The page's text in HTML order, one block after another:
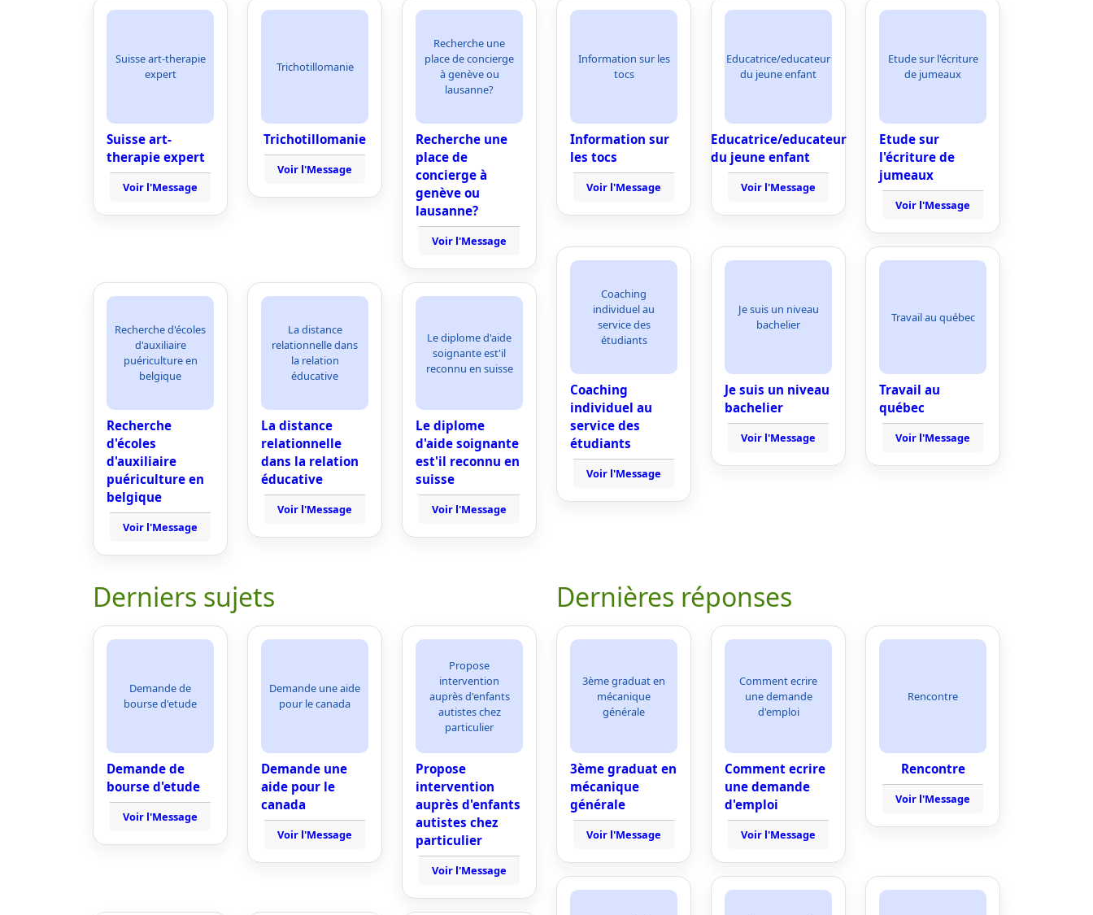
Suisse art-therapie
expert
Suisse art-
therapie expert
Voir l'Message
Trichotillomanie
Trichotillomanie
Voir l'Message
Recherche une
place de concierge
à genève ou
lausanne?
Recherche une
place de
concierge à
genève ou
lausanne?
Voir l'Message
Recherche d'écoles
d'auxiliaire
puériculture en
belgique
Recherche
d'écoles
d'auxiliaire
puériculture en
belgique
Voir l'Message
La distance
relationnelle dans
la relation
éducative
La distance
relationnelle
dans la relation
éducative
Voir l'Message
Le diplome d'aide
soignante est'il
reconnu en suisse
Le diplome
d'aide soignante
est'il reconnu en
suisse
Voir l'Message
Information sur les
tocs
Information sur
les tocs
Voir l'Message
Educatrice/educateur
du jeune enfant
Educatrice/educateur
du jeune enfant
Voir l'Message
Etude sur l'écriture
de jumeaux
Etude sur
l'écriture de
jumeaux
Voir l'Message
Coaching
individuel au
service des
étudiants
Coaching
individuel au
service des
étudiants
Voir l'Message
Je suis un niveau
bachelier
Je suis un niveau
bachelier
Voir l'Message
Travail au québec
Travail au
québec
Voir l'Message
Derniers sujets
Demande de
bourse d'etude
Demande de
bourse d'etude
Voir l'Message
Demande une aide
pour le canada
Demande une
aide pour le
canada
Voir l'Message
Propose
intervention
auprès d'enfants
autistes chez
particulier
Propose
intervention
auprès d'enfants
autistes chez
particulier
Voir l'Message
Dernières réponses
3ème graduat en
mécanique
générale
3ème graduat en
mécanique
générale
Voir l'Message
Comment ecrire
une demande
d'emploi
Comment ecrire
une demande
d'emploi
Voir l'Message
Rencontre
Rencontre
Voir l'Message